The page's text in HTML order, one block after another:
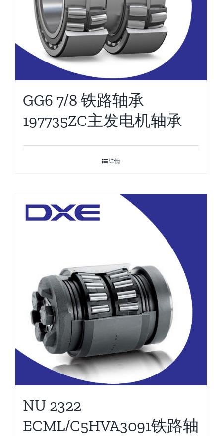
GG6 7/8 铁路轴承
197735ZC主发电机轴承
详情
NU 2322
ECML/C5HVA3091铁路轴